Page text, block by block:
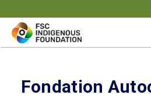
to
content
Fondation